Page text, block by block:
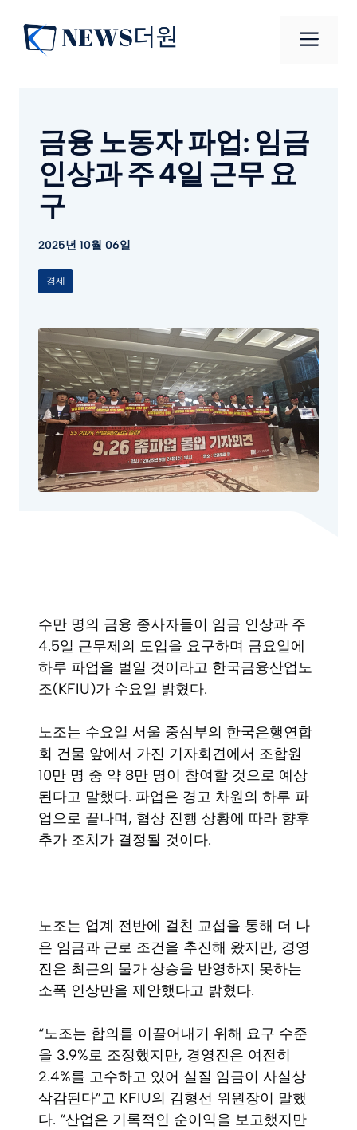
메
금융 노동자 파업: 임금
인상과 주 4일 근무 요
구
2025년 10월 06일
경제
수만 명의 금융 종사자들이 임금 인상과 주
4.5일 근무제의 도입을 요구하며 금요일에
하루 파업을 벌일 것이라고 한국금융산업노
조(KFIU)가 수요일 밝혔다.
노조는 수요일 서울 중심부의 한국은행연합
회 건물 앞에서 가진 기자회견에서 조합원
10만 명 중 약 8만 명이 참여할 것으로 예상
된다고 말했다. 파업은 경고 차원의 하루 파
업으로 끝나며, 협상 진행 상황에 따라 향후
추가 조치가 결정될 것이다.
노조는 업계 전반에 걸친 교섭을 통해 더 나
은 임금과 근로 조건을 추진해 왔지만, 경영
진은 최근의 물가 상승을 반영하지 못하는
소폭 인상만을 제안했다고 밝혔다.
“노조는 합의를 이끌어내기 위해 요구 수준
을 3.9%로 조정했지만, 경영진은 여전히
2.4%를 고수하고 있어 실질 임금이 사실상
삭감된다”고 KFIU의 김형선 위원장이 말했
다. “산업은 기록적인 순이익을 보고했지만